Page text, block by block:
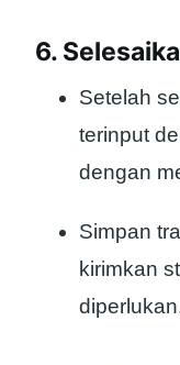
6.
Setelah
terinput
dengan
Simpan
kirimkan